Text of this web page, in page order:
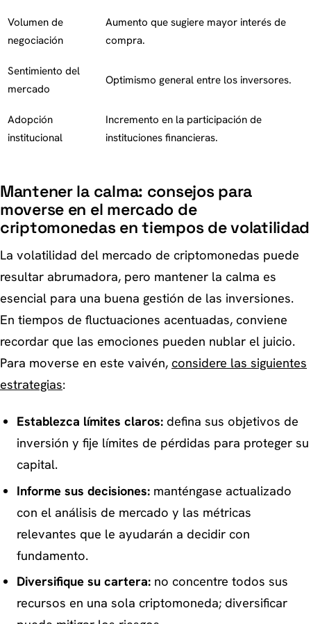
Volumen de
negociación
Aumento que sugiere mayor interés de
compra.
Sentimiento del
mercado
Optimismo general entre los inversores.
Adopción
institucional
Incremento en la participación de
instituciones financieras.
Mantener la calma: consejos para
moverse en el mercado de
criptomonedas en tiempos de volatilidad
La volatilidad del mercado de criptomonedas puede
resultar abrumadora, pero mantener la calma es
esencial para una buena gestión de las inversiones.
En tiempos de fluctuaciones acentuadas, conviene
recordar que las emociones pueden nublar el juicio.
Para moverse en este vaivén, considere las siguientes
estrategias:
Establezca límites claros:defina sus objetivos de
inversión y fije límites de pérdidas para proteger su
capital.
Informe sus decisiones:manténgase actualizado
con el análisis de mercado y las métricas
relevantes que le ayudarán a decidir con
fundamento.
Diversifique su cartera:no concentre todos sus
recursos en una sola criptomoneda; diversificar